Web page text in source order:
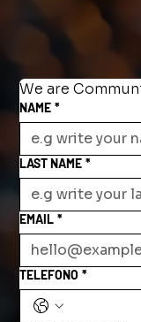
We are
NAME *
LAST NAME *
EMAIL *
TELEFONO *